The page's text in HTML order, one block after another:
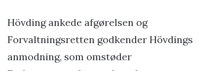
Hövding ankede afgørelsen og
Forvaltningsretten godkender Hövdings
anmodning, som omstøder